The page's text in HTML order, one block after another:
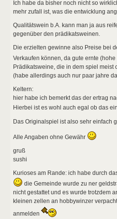
Ich habe da bisher noch nicht so
mehr zufall ist, was die entwicklung
Qualitätswein b.A. kann man ja aus
gegenüber den prädikatsweinen.
Die erzielten gewinne also Preise bei
Verkaufen können, da gute ernte
Prädikatsweine, die in dem spiel
(habe allerdings auch nur paar jahre
Keltern:
hier habe ich bemerkt das der ertrag
Hierbei ist es wohl auch egal ob das
Das Originalspiel ist also sehr einfach
Alle Angaben ohne Gewähr
gruß
sushi
Kurioses am Rande: ich habe durch
die Gemeinde wurde zu ner
nicht gestattet und es wurde trotzdem
kleinen zellen an hobbywinzer
anmelden